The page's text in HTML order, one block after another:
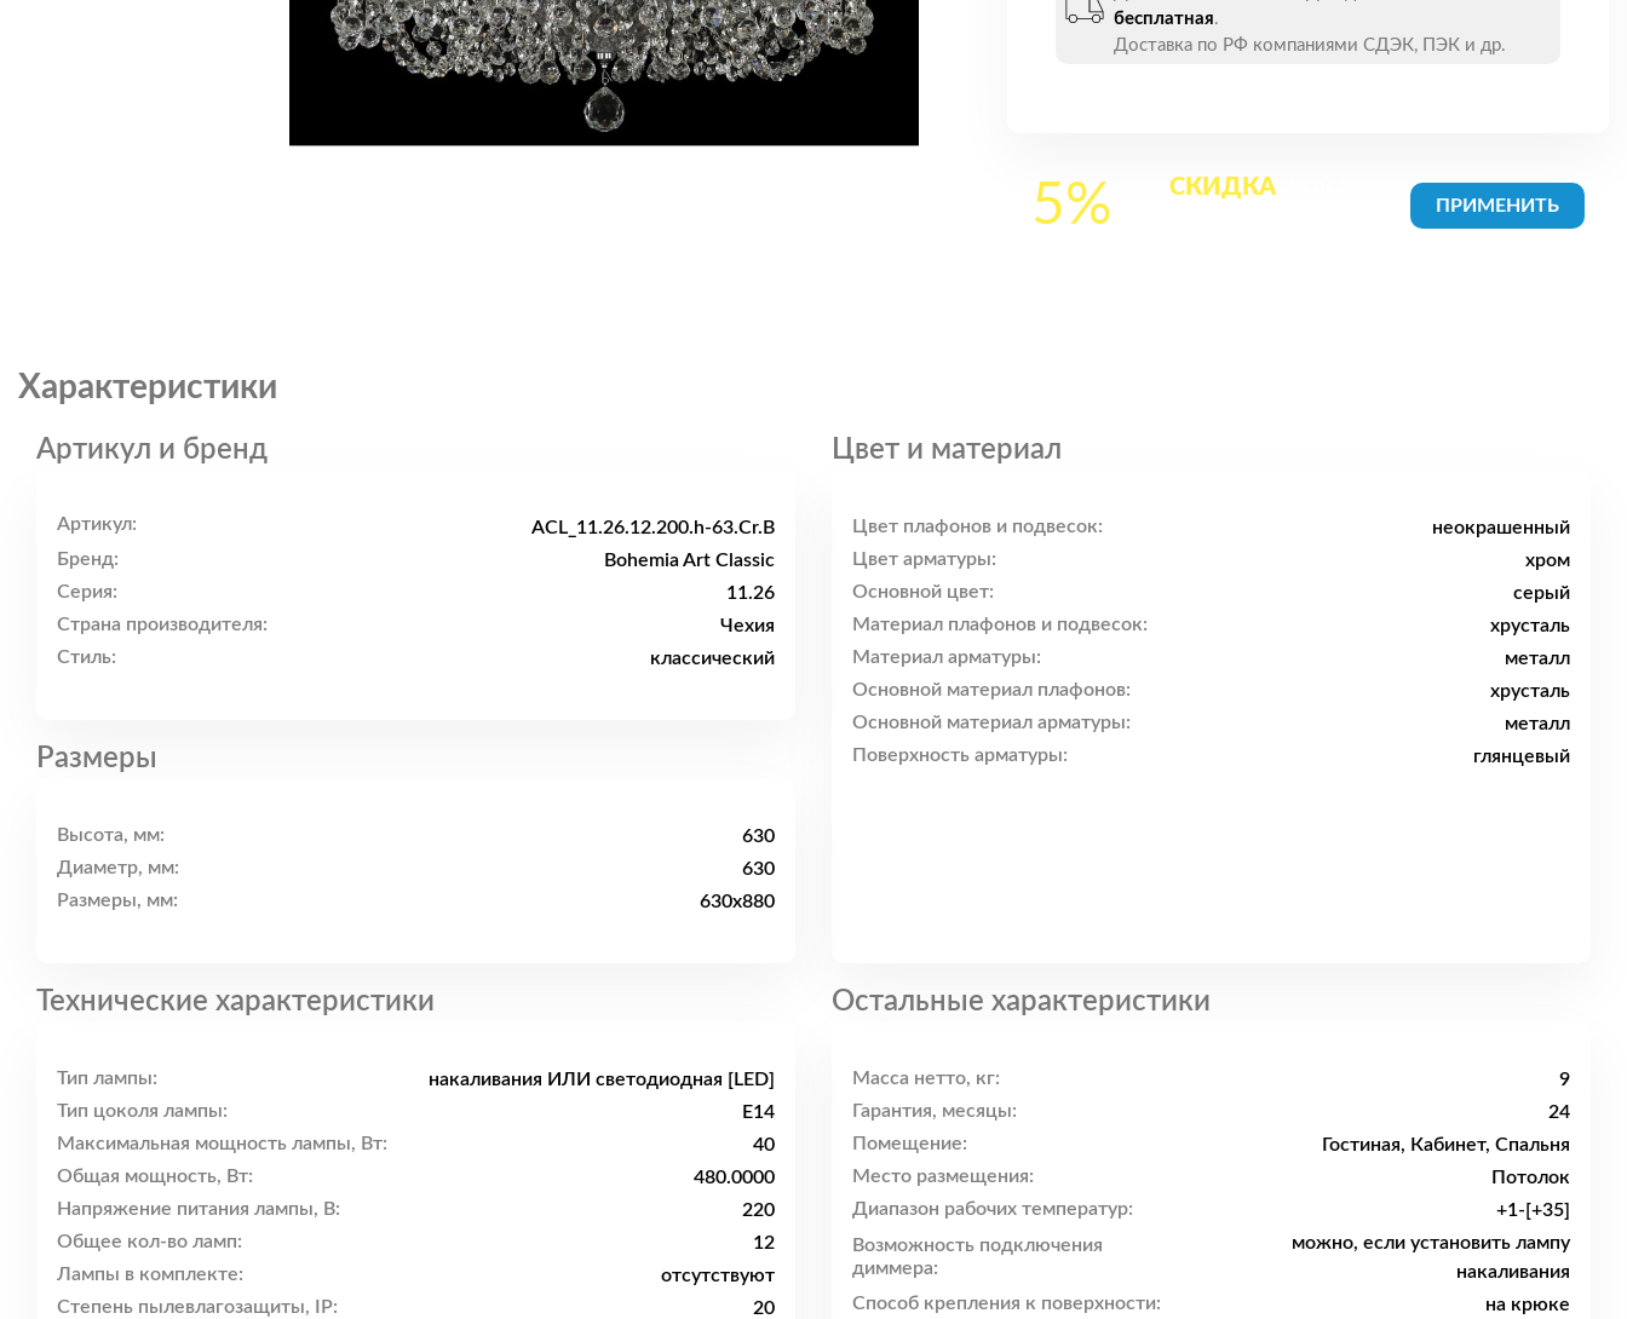
бесплатная.
Доставка по РФ компаниями СДЭК, ПЭК и др.
5% СКИДКА
Характеристики
Артикул и бренд
Артикул:
ACL_11.26.12.200.h-63.Cr.B
Бренд:
Bohemia Art Classic
Серия:
11.26
Страна производителя:
Чехия
Стиль:
классический
Размеры
Высота, мм:
630
Диаметр, мм:
630
Размеры, мм:
630x880
Цвет и материал
Цвет плафонов и подвесок:
неокрашенный
Цвет арматуры:
хром
Основной цвет:
серый
Материал плафонов и подвесок:
хрусталь
Материал арматуры:
металл
Основной материал плафонов:
хрусталь
Основной материал арматуры:
металл
Поверхность арматуры:
глянцевый
Технические характеристики
Тип лампы:
накаливания ИЛИ светодиодная [LED]
Тип цоколя лампы:
E14
Максимальная мощность лампы, Вт:
40
Общая мощность, Вт:
480.0000
Напряжение питания лампы, В:
220
Общее кол-во ламп:
12
Лампы в комплекте:
отсутствуют
Степень пылевлагозащиты, IP:
20
Остальные характеристики
Масса нетто, кг:
9
Гарантия, месяцы:
24
Помещение:
Гостиная, Кабинет, Спальня
Место размещения:
Потолок
Диапазон рабочих температур:
+1-[+35]
Возможность подключения
диммера:
можно, если установить лампу
накаливания
Способ крепления к поверхности:
на крюке